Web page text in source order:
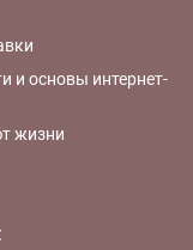
и основы интернет-
жизни